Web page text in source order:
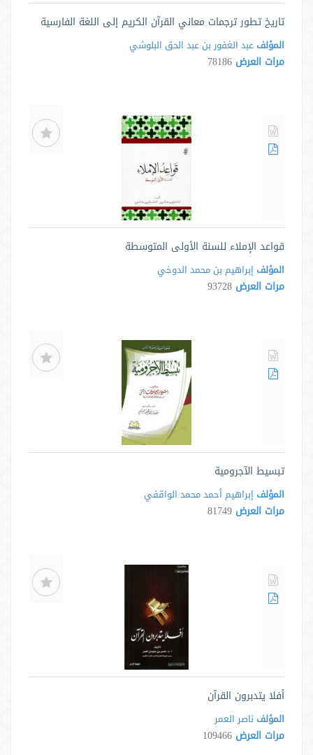
تاريخ تطور ترجمات معاني القرآن الكريم إلى اللغة الفارسية
المؤلف عبد الغفور بن عبد الحق البلوشي
مرات العرض 78186
قواعد الإملاء للسنة الأولى المتوسطة
المؤلف إبراهيم بن محمد الدوخي
مرات العرض 93728
تبسيط الآجرومية
المؤلف إبراهيم أحمد محمد الواقفي
مرات العرض 81749
أفلا يتدبرون القرآن
المؤلف ناصر العمر
مرات العرض 109466